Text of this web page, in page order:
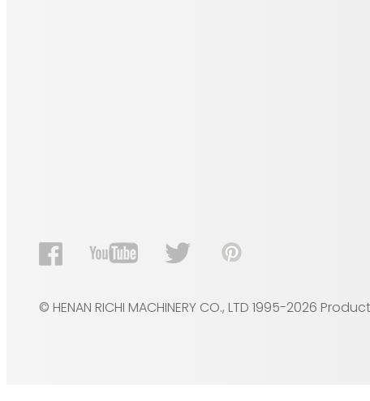
© HENAN RICHI MACHINERY CO., LTD 1995-2026